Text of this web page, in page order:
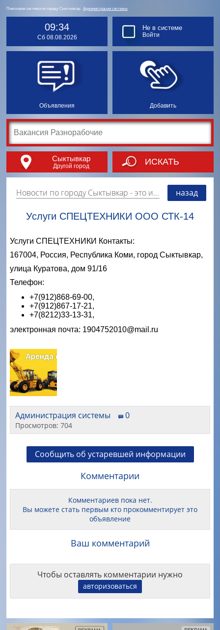
Поисковая система по городу Сыктывкар. Администрация системы
09:34
Сб 08.08.2026
Объявления Добавить
Не в системе
Войти
Сыктывкар
Другой город ИСКАТЬ
Новости по городу Сыктывкар - это информация о событиях, мероприятиях и торгово-коммерческой деятельности города. Страницу наполняют платные и бесплатные объявления, имеющие функцию "поднятия вверх списка". назад
Услуги СПЕЦТЕХНИКИ ООО СТК-14
Услуги СПЕЦТЕХНИКИ Контакты:
167004, Россия, Республика Коми, город Сыктывкар,
улица Куратова, дом 91/16
Телефон:
+7(912)868-69-00,
+7(912)867-17-21,
+7(8212)33-13-31,
электронная почта: 1904752010@mail.ru
Администрация системы 0
Просмотров: 704
Сообщить об устаревшей информации
Комментарии
Комментариев пока нет.
Вы можете стать первым кто прокомментирует это
объявление
Ваш комментарий
Чтобы оставлять комментарии нужно
авторизоваться